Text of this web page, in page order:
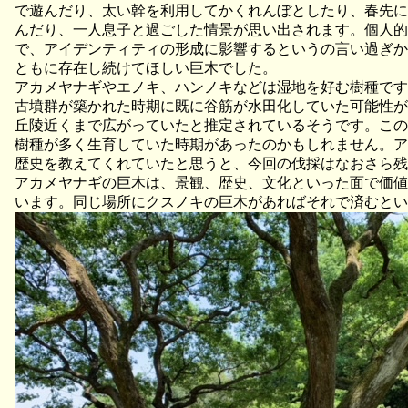
で遊んだり、太い幹を利用してかくれんぼとしたり、春先
んだり、一人息子と過ごした情景が思い出されます。個人
で、アイデンティティの形成に影響するというの言い過ぎ
ともに存在し続けてほしい巨木でした。
アカメヤナギやエノキ、ハンノキなどは湿地を好む樹種で
古墳群が築かれた時期に既に谷筋が水田化していた可能性
丘陵近くまで広がっていたと推定されているそうです。こ
樹種が多く生育していた時期があったのかもしれません。
歴史を教えてくれていたと思うと、今回の伐採はなおさら
アカメヤナギの巨木は、景観、歴史、文化といった面で価
います。同じ場所にクスノキの巨木があればそれで済むと